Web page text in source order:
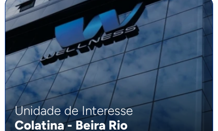
Unidade de Interesse
Colatina - Beira Rio